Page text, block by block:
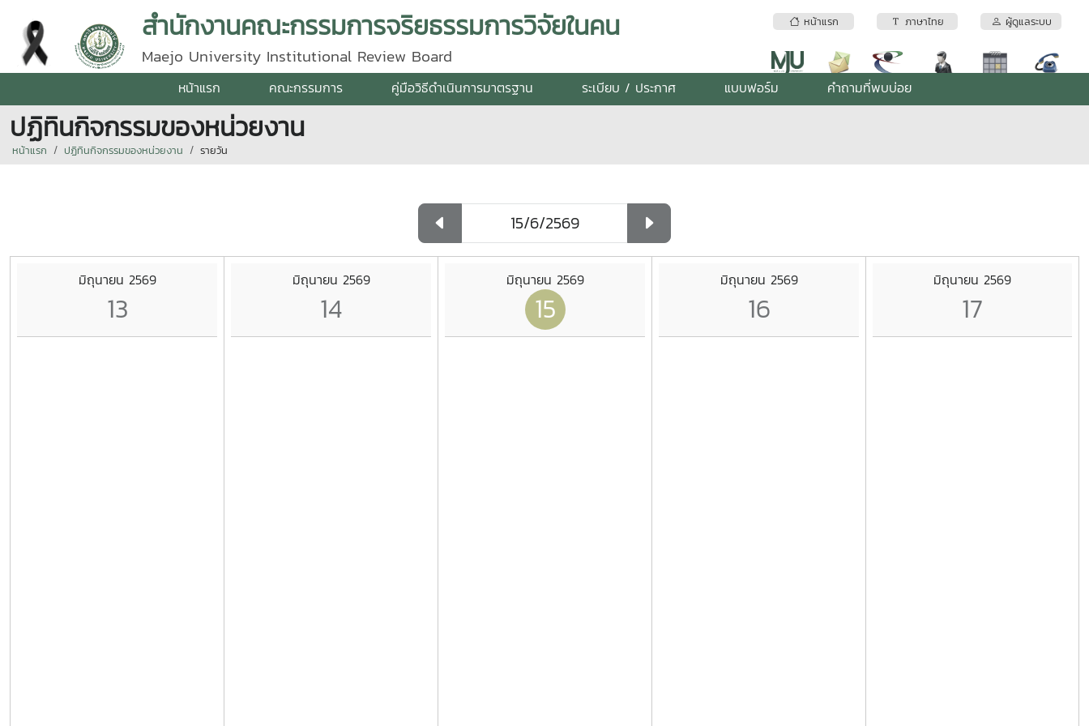
หน้าแรก ภาษาไทย ผู้ดูแลระบบ
สำนักงานคณะกรรมการจริยธรรมการวิจัยในคน
Maejo University Institutional Review Board
หน้าแรก คณะกรรมการ คู่มือวิธีดำเนินการมาตรฐาน ระเบียบ / ประกาศ แบบฟอร์ม คำถามที่พบบ่อย
ปฏิทินกิจกรรมของหน่วยงาน
หน้าแรก ปฏิทินกิจกรรมของหน่วยงาน รายวัน
มิถุนายน 2569
13
มิถุนายน 2569
14
มิถุนายน 2569
15
มิถุนายน 2569
16
มิถุนายน 2569
17